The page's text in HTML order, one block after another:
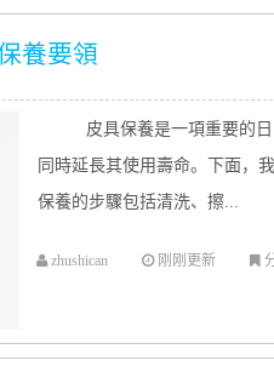
養要領
皮具保養是一項重要的日
同時延長其使用壽命。下面，
保養的步驟包括清洗、擦...
zhushican 刚刚更新